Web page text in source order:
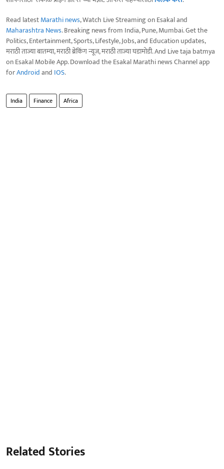
Read latestMarathi news, Watch Live Streaming on Esakal and
Maharashtra News. Breaking news from India, Pune, Mumbai. Get the
Politics, Entertainment, Sports, Lifestyle, Jobs, and Education updates,
मराठी ताज्या बातम्या, मराठी ब्रेकिंग न्यूज, मराठी ताज्या घडामोडी. And Live taja batmya
on Esakal Mobile App. Download the Esakal Marathi news Channel app
forAndroidand IOS.
India Finance Africa
Related Stories